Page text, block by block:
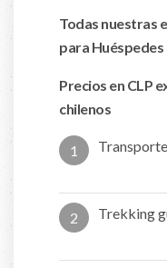
Todas nuestras
para Huéspedes
Precios en CLP
chilenos
1
2 Trekking